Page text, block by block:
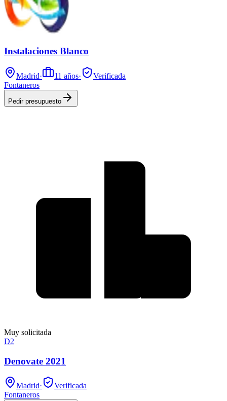
Instalaciones Blanco
Madrid· 11 años·
Verificada
Fontaneros
Pedir presupuesto
Muy solicitada
D2
Denovate 2021
Madrid·
Verificada
Fontaneros